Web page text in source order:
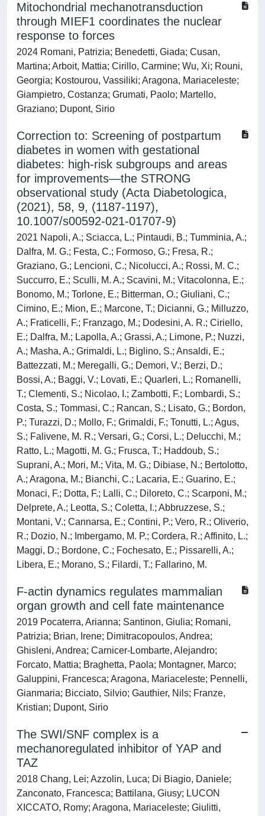
Mitochondrial mechanotransduction
through MIEF1 coordinates the nuclear
response to forces
2024 Romani, Patrizia; Benedetti, Giada; Cusan,
Martina; Arboit, Mattia; Cirillo, Carmine; Wu, Xi; Rouni,
Georgia; Kostourou, Vassiliki; Aragona, Mariaceleste;
Giampietro, Costanza; Grumati, Paolo; Martello,
Graziano; Dupont, Sirio
Correction to: Screening of postpartum
diabetes in women with gestational
diabetes: high‑risk subgroups and areas
for improvements—the STRONG
observational study (Acta Diabetologica,
(2021), 58, 9, (1187-1197),
10.1007/s00592-021-01707-9)
2021 Napoli, A.; Sciacca, L.; Pintaudi, B.; Tumminia, A.;
Dalfra, M. G.; Festa, C.; Formoso, G.; Fresa, R.;
Graziano, G.; Lencioni, C.; Nicolucci, A.; Rossi, M. C.;
Succurro, E.; Sculli, M. A.; Scavini, M.; Vitacolonna, E.;
Bonomo, M.; Torlone, E.; Bitterman, O.; Giuliani, C.;
Cimino, E.; Mion, E.; Marcone, T.; Dicianni, G.; Milluzzo,
A.; Fraticelli, F.; Franzago, M.; Dodesini, A. R.; Ciriello,
E.; Dalfra, M.; Lapolla, A.; Grassi, A.; Limone, P.; Nuzzi,
A.; Masha, A.; Grimaldi, L.; Biglino, S.; Ansaldi, E.;
Battezzati, M.; Meregalli, G.; Demori, V.; Berzi, D.;
Bossi, A.; Baggi, V.; Lovati, E.; Quarleri, L.; Romanelli,
T.; Clementi, S.; Nicolao, I.; Zambotti, F.; Lombardi, S.;
Costa, S.; Tommasi, C.; Rancan, S.; Lisato, G.; Bordon,
P.; Turazzi, D.; Mollo, F.; Grimaldi, F.; Tonutti, L.; Agus,
S.; Falivene, M. R.; Versari, G.; Corsi, L.; Delucchi, M.;
Ratto, L.; Magotti, M. G.; Frusca, T.; Haddoub, S.;
Suprani, A.; Mori, M.; Vita, M. G.; Dibiase, N.; Bertolotto,
A.; Aragona, M.; Bianchi, C.; Lacaria, E.; Guarino, E.;
Monaci, F.; Dotta, F.; Lalli, C.; Diloreto, C.; Scarponi, M.;
Delprete, A.; Leotta, S.; Coletta, I.; Abbruzzese, S.;
Montani, V.; Cannarsa, E.; Contini, P.; Vero, R.; Oliverio,
R.; Dozio, N.; Imbergamo, M. P.; Cordera, R.; Affinito, L.;
Maggi, D.; Bordone, C.; Fochesato, E.; Pissarelli, A.;
Libera, E.; Morano, S.; Filardi, T.; Fallarino, M.
F-actin dynamics regulates mammalian
organ growth and cell fate maintenance
2019 Pocaterra, Arianna; Santinon, Giulia; Romani,
Patrizia; Brian, Irene; Dimitracopoulos, Andrea;
Ghisleni, Andrea; Carnicer-Lombarte, Alejandro;
Forcato, Mattia; Braghetta, Paola; Montagner, Marco;
Galuppini, Francesca; Aragona, Mariaceleste; Pennelli,
Gianmaria; Bicciato, Silvio; Gauthier, Nils; Franze,
Kristian; Dupont, Sirio
The SWI/SNF complex is a
mechanoregulated inhibitor of YAP and
TAZ
2018 Chang, Lei; Azzolin, Luca; Di Biagio, Daniele;
Zanconato, Francesca; Battilana, Giusy; LUCON
XICCATO, Romy; Aragona, Mariaceleste; Giulitti,